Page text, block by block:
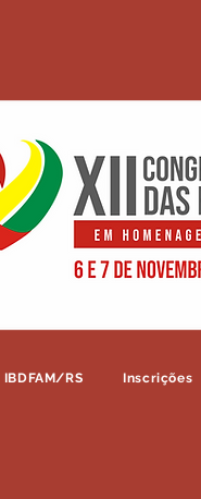
IBDFAM/RS Inscrições